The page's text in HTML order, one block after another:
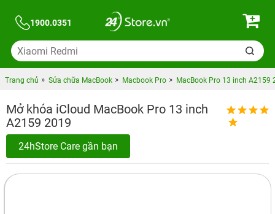
1900.0351
Trang chủ Sửa chữa MacBook Macbook Pro MacBook Pro 13 inch A2159
Mở khóa iCloud MacBook Pro 13 inch
A2159 2019
24hStore Care gần bạn